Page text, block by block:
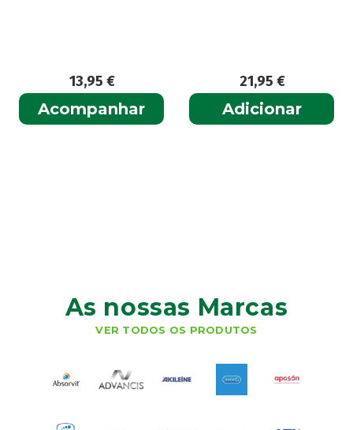
13,95€
Acompanhar
21,95€
Adicionar
As nossas Marcas
VER TODOS OS PRODUTOS